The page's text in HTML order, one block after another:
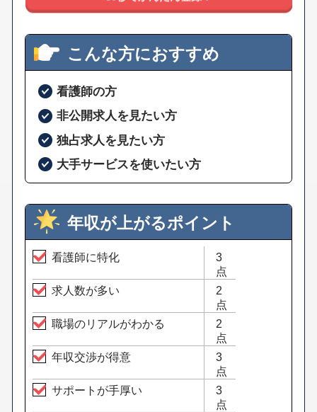
こんな方におすすめ
看護師の方
非公開求人を見たい方
独占求人を見たい方
大手サービスを使いたい方
年収が上がるポイント
看護師に特化
3
点
求人数が多い
2
点
職場のリアルがわかる
2
点
年収交渉が得意
3
点
サポートが手厚い
3
点